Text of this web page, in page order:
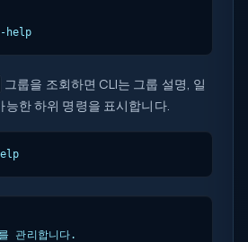
help
그룹을 조회하면 CLI는 그룹 설명, 일
능한 하위 명령을 표시합니다.
관리합니다.